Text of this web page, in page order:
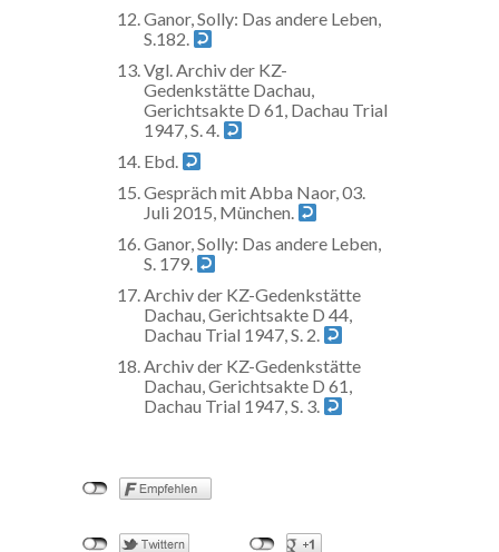
Ganor, Solly: Das andere Leben,
S.182.
Vgl. Archiv der KZ-
Gedenkstätte Dachau,
Gerichtsakte D 61, Dachau Trial
1947, S. 4.
Ebd.
Gespräch mit Abba Naor, 03.
Juli 2015, München.
Ganor, Solly: Das andere Leben,
S. 179.
Archiv der KZ-Gedenkstätte
Dachau, Gerichtsakte D 44,
Dachau Trial 1947, S. 2.
Archiv der KZ-Gedenkstätte
Dachau, Gerichtsakte D 61,
Dachau Trial 1947, S. 3.